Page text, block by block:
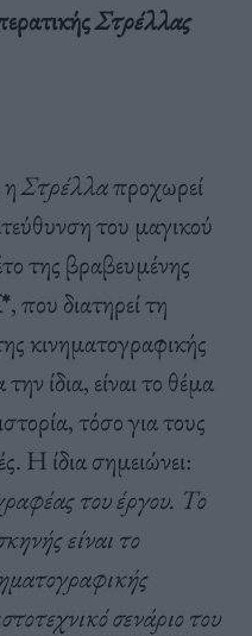
Στρέλλας
ηΣτρέλλαπροχωρεί
του μαγικού
της βραβευμένης
, που διατηρεί τη
κινηματογραφικής
ίδια, είναι το θέμα
τόσο για τους
Η ίδια σημειώνει:
του έργου. Το
είναι το
σενάριο του